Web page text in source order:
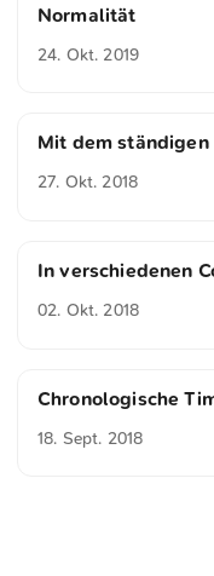
Normalität
24. Okt. 2019
Mit dem
27. Okt. 2018
In verschiedenen
02. Okt. 2018
Chronologische
18. Sept. 2018